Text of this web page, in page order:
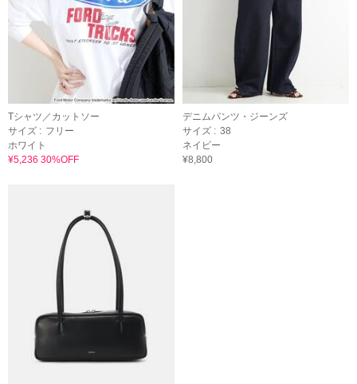
Tシャツ／カットソー
サイズ : フリー
ホワイト
¥5,236 30%OFF
デニムパンツ・ジーンズ
サイズ : 38
ネイビー
¥8,800